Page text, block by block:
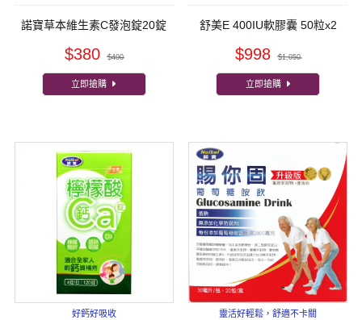
諾寶草本維生素C發泡錠20錠
$380 $400
立即搶購
舒美E 400IU軟膠囊 50粒x2
$998 $1,050
立即搶購
好鈣好吸收 靈活好輕鬆，舒適不卡關